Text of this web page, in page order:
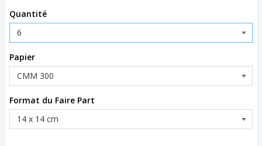
Quantité
Papier
Format du Faire Part